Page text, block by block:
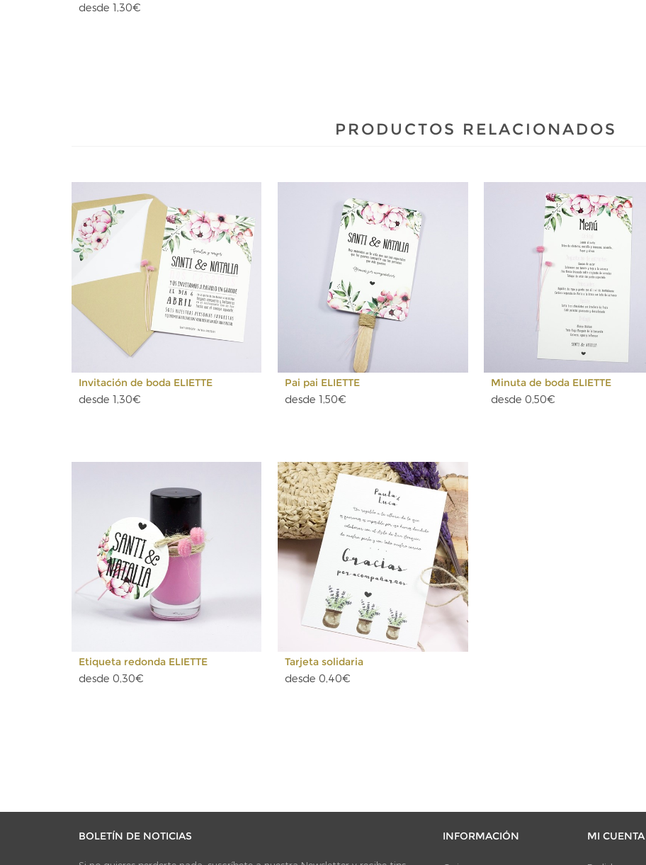
desde 1,30€
PRODUCTOS RELACIONADOS
Invitación de boda ELIETTE
desde 1,30€
Pai pai ELIETTE
desde 1,50€
Minuta de boda ELIETTE
desde 0,50€
Etiqueta redonda ELIETTE
desde 0,30€
Tarjeta solidaria
desde 0,40€
BOLETÍN DE NOTICIAS INFORMACIÓN MI CUENTA